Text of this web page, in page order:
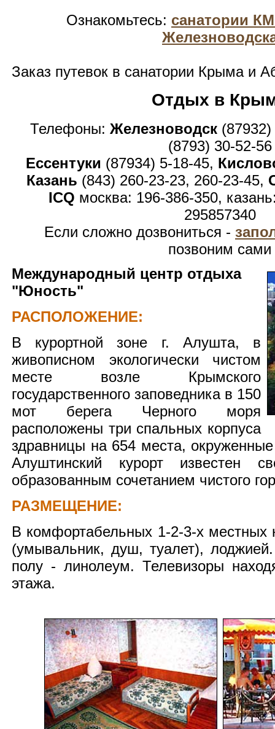
Ознакомьтесь: санатории
Заказ путевок в санатории Крыма и
Отдых в
Телефоны: Железноводск
(8793) 30-52-56
Ессентуки (87934) 5-18-45,
Казань (843) 260-23-23, 260-23-45,
ICQ москва: 196-386-350,
295857340
Если сложно дозвониться -
позвоним сами
Международный центр отдыха
"Юность"
РАСПОЛОЖЕНИЕ:
В курортной зоне г. Алушта, в
живописном экологически чистом
месте возле Крымского
государственного заповедника в 150
мот берега Черного моря
расположены три спальных корпуса
здравницы на 654 места,
Алуштинский курорт известен
образованным сочетанием чистого
РАЗМЕЩЕНИЕ:
В комфортабельных 1-2-3-х местных
(умывальник, душ, туалет),
полу - линолеум. Телевизоры
этажа.